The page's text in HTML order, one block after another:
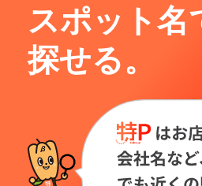
スポット名
探せる。